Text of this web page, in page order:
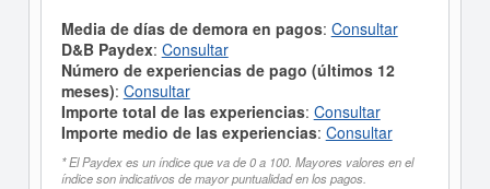
Media de días de demora en pagos: Consultar
D&B Paydex: Consultar
Número de experiencias de pago (últimos 12
meses): Consultar
Importe total de las experiencias: Consultar
Importe medio de las experiencias: Consultar
* El Paydex es un índice que va de 0 a 100. Mayores valores en el
índice son indicativos de mayor puntualidad en los pagos.